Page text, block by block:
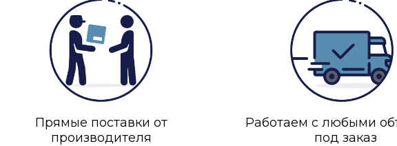
Работаем с любыми
под заказ
Прямые поставки от
производителя